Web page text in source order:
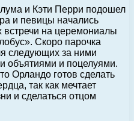
и Кэти Перри подошел
и певицы начались
встречи на церемониалы
Скоро парочка
следующих за ними
объятиями и поцелуями.
Орландо готов сделать
так как мечтает
и сделаться отцом